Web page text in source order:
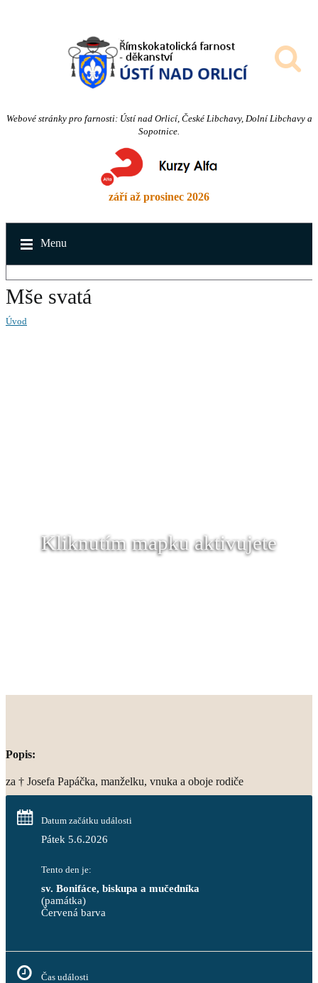
Webové stránky pro farnosti: Ústí nad Orlicí, České Libchavy, Dolní Libchavy a
Sopotnice.
září až prosinec 2026
Menu
Mše svatá
Úvod
Kliknutím mapku aktivujete
Popis:
za † Josefa Papáčka, manželku, vnuka a oboje rodiče
Datum začátku události
Pátek 5.6.2026
Tento den je:
sv. Bonifáce, biskupa a mučedníka
(památka)
Červená barva
Čas události